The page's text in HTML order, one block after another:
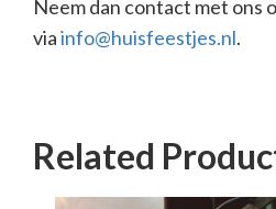
Neem dan contact met ons
viainfo@huisfeestjes.nl.
Related